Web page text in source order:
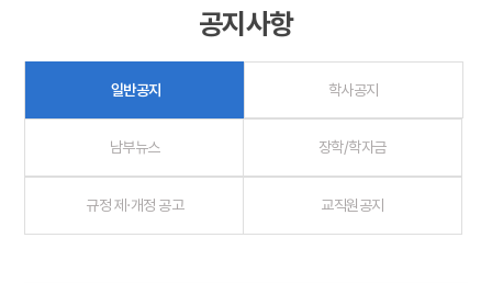
공지사항
일반공지 학사공지
남부뉴스 장학/학자금
규정 제·개정 공고 교직원공지